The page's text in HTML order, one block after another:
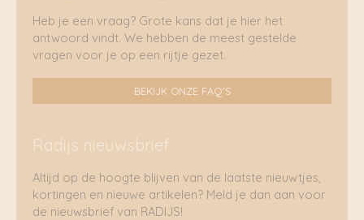
Heb je een vraag? Grote kans dat je hier het
antwoord vindt. We hebben de meest gestelde
vragen voor je op een rijtje gezet.
BEKIJK ONZE FAQ'S
Radijs nieuwsbrief
Altijd op de hoogte blijven van de laatste nieuwtjes,
kortingen en nieuwe artikelen? Meld je dan aan voor
de nieuwsbrief van RADIJS!